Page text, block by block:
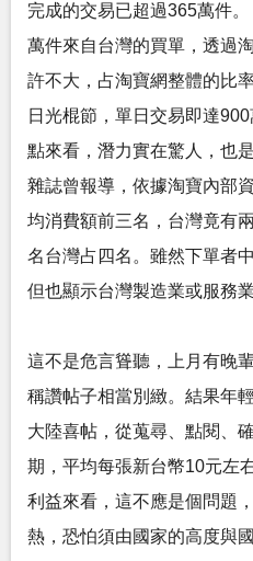
完成的交易已超過365萬件
萬件來自台灣的買單，透過
許不大，占淘寶網整體的比
日光棍節，單日交易即達
點來看，潛力實在驚人，也
雜誌曾報導，依據淘寶內部
均消費額前三名，台灣竟有
名台灣占四名。雖然下單者
但也顯示台灣製造業或服務
這不是危言聳聽，上月有晚
稱讚帖子相當別緻。結果年
大陸喜帖，從蒐尋、點閱、
期，平均每張新台幣10元左
利益來看，這不應是個問題
熱，恐怕須由國家的高度與